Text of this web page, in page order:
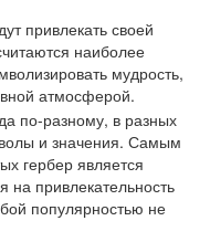
привлекать своей
наиболее
мудрость,
атмосферой.
по-разному, в разных
и значения. Самым
гербер является
на привлекательность
популярностью не